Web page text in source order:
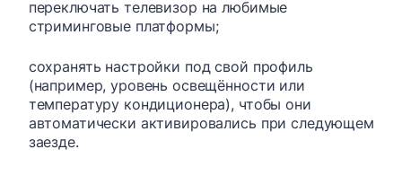
переключать телевизор на любимые
стриминговые платформы;
сохранять настройки под свой профиль
(например, уровень освещённости или
температуру кондиционера), чтобы они
автоматически активировались при следующем
заезде.